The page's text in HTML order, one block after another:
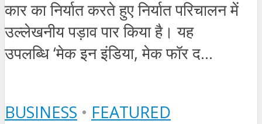
कार का निर्यात करते हुए निर्यात परिचालन में
उल्लेखनीय पड़ाव पार किया है। यह
उपलब्धि ‘मेक इन इंडिया, मेक फॉर द...
BUSINESS • FEATURED